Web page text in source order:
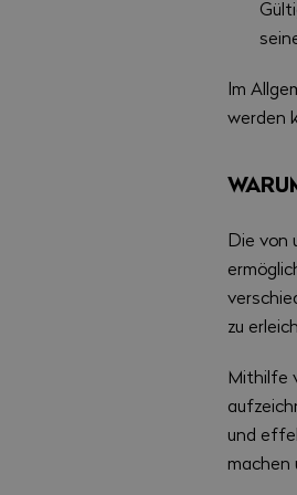
Im
werden
Die von
zu
Mithilfe
und
machen